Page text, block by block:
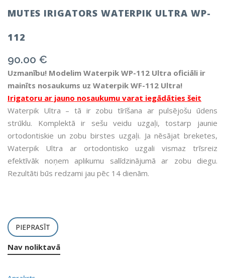
MUTES IRIGATORS WATERPIK ULTRA WP-
112
90.00 €
Uzmanību! Modelim Waterpik WP-112 Ultra oficiāli ir
mainīts nosaukums uz Waterpik WF-112 Ultra!
Irigatoru ar jauno nosaukumu varat iegādāties šeit
Waterpik Ultra – tā ir zobu tīrīšana ar pulsējošu ūdens
strūklu. Komplektā ir sešu veidu uzgaļi, tostarp jaunie
ortodontiskie un zobu birstes uzgaļi. Ja nēsājat breketes,
Waterpik Ultra ar ortodontisko uzgali vismaz trīsreiz
efektīvāk noņem aplikumu salīdzinājumā ar zobu diegu.
Rezultāti būs redzami jau pēc 14 dienām.
PIEPRASĪT
Nav noliktavā